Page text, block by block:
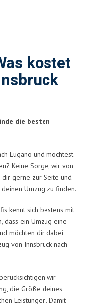
kostet
die besten
Lugano und möchtest
Keine Sorge, wir von
dir gerne zur Seite und
Umzug zu finden.
kennt sich bestens mit
dass ein Umzug eine
möchten dir dabei
von Innsbruck nach
wir
die Größe deines
Leistungen. Damit